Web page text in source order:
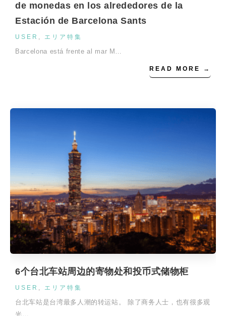
de monedas en los alrededores de la
Estación de Barcelona Sants
USER , エリア特集
Barcelona está frente al mar M…
READ MORE →
6个台北车站周边的寄物处和投币式储物柜
USER , エリア特集
台北车站是台湾最多人潮的转运站。 除了商务人士，也有很多观
光…